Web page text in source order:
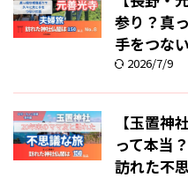
参り？真
手をつな
2026/7/9
【玉置神
って本当
訪れた不